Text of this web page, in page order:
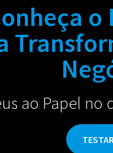
o
ao Papel no